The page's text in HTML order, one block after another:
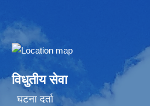
विधुतीय सेवा
घटना दर्ता